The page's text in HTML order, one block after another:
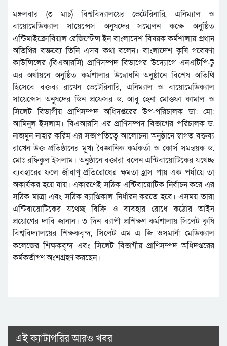
মঙ্গলবার (৩ মার্চ) বিশ্ববিদ্যালয়ের ভেটেরিনারি, এনিম্যাল ও
বায়োমেডিক্যাল সায়েন্সেস অনুষদের সম্মেলন কক্ষে অনুষ্ঠিত
এন্টিমাইক্রোবিয়াল রেজিস্টেন্স ইন বাংলাদেশ বিষয়ক কর্মশালায় প্রধান
অতিথির বক্তব্যে তিনি এসব কথা বলেন। বাংলাদেশ কৃষি গবেষণা
কাউন্সিলের (বিএআরসি) প্রাণিসম্পদ বিভাগের উদ্যোগে এনএটিপি-টু
এর অর্থায়নে অনুষ্ঠিত কর্মশালার উদ্বোধনি অনুষ্ঠানে বিশেষ অতিথি
হিসেবে বক্তব্য রাখেন ভেটেরিনারি, এনিম্যাল ও বায়োমেডিক্যাল
সায়েন্সেস অনুষদের ডিন প্রফেসর ড. আবু হেনা মোস্তফা কামাল ও
সিলেট বিভাগীয় প্রাণিসম্পদ অধিদপ্তরের উপ-পরিচালক ডা: মো:
আমিনুল ইসলাম। বিএআরসি এর প্রাণিসম্পদ বিভাগের পরিচালক ড.
নাজমুন নাহার করিম এর সভাপতিত্বে আলোচনা অনুষ্ঠানে স্বাগত বক্তব্য
রাখেন উক্ত প্রতিষ্ঠানের মূখ্য বৈজ্ঞানিক কর্মকর্তা ও কোর্স সমন্বয়ক ড.
মোঃ রফিকুল ইসলাম। অনুষ্ঠানে বক্তারা বলেন এন্টিবায়োটিকের যথেচ্ছ
ব্যবহারের ফলে জীবাণু প্রতিরোধের ক্ষমতা হ্রাস পায় এক পর্যায়ে তা
অকার্যকর হয়ে যায়। একারণেই সঠিক এন্টিবায়োটিক নির্বাচন করে এর
সঠিক মাত্রা এবং সঠিক ব্যাপ্তিকাল নির্ধারন করতে হবে। এসময় তারা
এন্টিবায়োটিকের যথেচ্ছ বিক্রি ও ব্যবহার রোধে কঠোর আইন
প্রয়োগের দাবি জানান। ৩ দিন ব্যাপী প্রশিক্ষণ কর্মশালায় সিলেট কৃষি
বিশ্ববিদ্যালয়ের শিক্ষকবৃন্দ, সিলেট এম এ জি ওসমানী মেডিক্যাল
কলেজের শিক্ষকবৃন্দ এবং সিলেট বিভাগীয় প্রাণিসম্পদ অধিদপ্তরের
কর্মকর্তাগণ অংশগ্রহণ করছেন।
এই ক্যাটাগরির আরও খবর